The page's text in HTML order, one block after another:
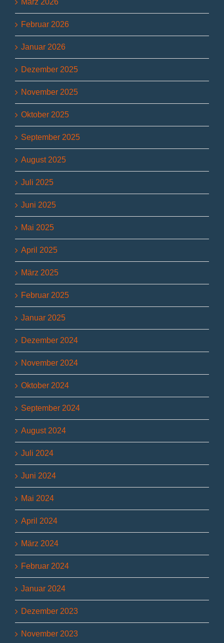
März 2026
Februar 2026
Januar 2026
Dezember 2025
November 2025
Oktober 2025
September 2025
August 2025
Juli 2025
Juni 2025
Mai 2025
April 2025
März 2025
Februar 2025
Januar 2025
Dezember 2024
November 2024
Oktober 2024
September 2024
August 2024
Juli 2024
Juni 2024
Mai 2024
April 2024
März 2024
Februar 2024
Januar 2024
Dezember 2023
November 2023